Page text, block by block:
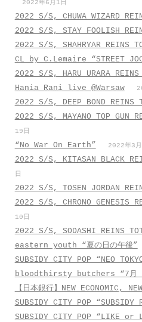
2022年6月1日
2022 S/S, CHUWA WIZARD
2022 S/S, STAY FOOLISH
2022 S/S, SHAHRYAR REINS
CL by C.Lemaire “STREET
2022 S/S, HARU URARA REINS
Hania Rani live @Warsaw
2022 S/S, DEEP BOND REINS
2022 S/S, MAYANO TOP GUN
19日
“No War On Earth” 2022年3
2022 S/S, KITASAN BLACK
日
2022 S/S, TOSEN JORDAN
2022 S/S, CHRONO GENESIS
10日
2022 S/S, SODASHI REINS
eastern youth “夏の日の午後”
SUBSIDY CITY POP “NEO
bloodthirsty butchers “7月
【日本銀行】NEW ECONOMIC,
SUBSIDY CITY POP “SUBSIDY
SUBSIDY CITY POP “LIKE or